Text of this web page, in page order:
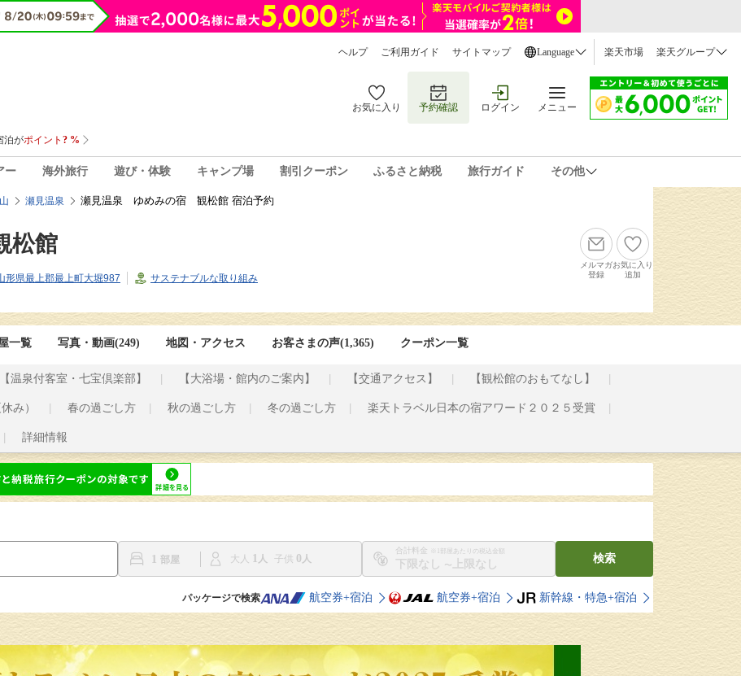
ヘルプ ご利用ガイド サイトマップ Language 楽天市場 楽天グループ
お気に入り 予約確認 ログイン メニュー
ー 海外旅行 遊び・体験 キャンプ場 割引クーポン ふるさと納税 旅行ガイド その他
瀬見温泉 瀬見温泉 ゆめみの宿 観松館 宿泊予約
松館
形県最上郡最上町大堀987 サステナブルな取り組み
メルマガ
登録
お気に入り
追加
一覧 写真・動画(249) 地図・アクセス お客さまの声(1,365) クーポン一覧
【温泉付客室・七宝倶楽部】 【大浴場・館内のご案内】 【交通アクセス】 【観松館のおもてなし】
み） 春の過ごし方 秋の過ごし方 冬の過ごし方 楽天トラベル日本の宿アワード２０２５受賞
詳細情報
1 大人 1 子供 0
合計料金 ※1部屋あたりの税込金額
〜
検索
パッケージで検索 航空券+宿泊 航空券+宿泊 新幹線・特急+宿泊